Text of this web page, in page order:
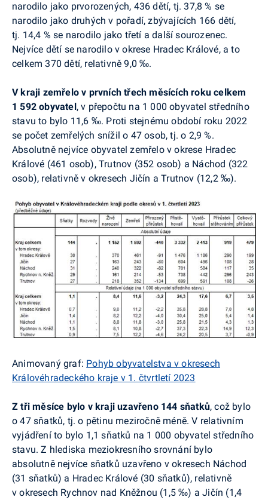
narodilo jako prvorozených, 436 dětí, tj. 37,8 % se
narodilo jako druhých v pořadí, zbývajících 166 dětí,
tj. 14,4 % se narodilo jako třetí a další sourozenec.
Nejvíce dětí se narodilo v okrese Hradec Králové, a to
celkem 370 dětí, relativně 9,0 ‰.
V kraji zemřelo v prvních třech měsících roku celkem
1 592 obyvatel , v přepočtu na 1 000 obyvatel středního
stavu to bylo 11,6 ‰. Proti stejnému období roku 2022
se počet zemřelých snížil o 47 osob, tj. o 2,9 %.
Absolutně nejvíce obyvatel zemřelo v okrese Hradec
Králové (461 osob), Trutnov (352 osob) a Náchod (322
osob), relativně v okresech Jičín a Trutnov (12,2 ‰).
Animovaný graf: Pohyb obyvatelstva v okresech
Královéhradeckého kraje v 1. čtvrtletí 2023
Z tři měsíce bylo v kraji uzavřeno 144 sňatků, což bylo
o 47 sňatků, tj. o pětinu meziročně méně. V relativním
vyjádření to bylo 1,1 sňatků na 1 000 obyvatel středního
stavu. Z hlediska meziokresního srovnání bylo
absolutně nejvíce sňatků uzavřeno v okresech Náchod
(31 sňatků) a Hradec Králové (30 sňatků), relativně
v okresech Rychnov nad Kněžnou (1,5 ‰) a Jičín (1,4